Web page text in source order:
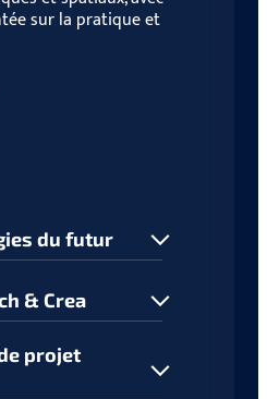
sur la pratique et
du futur
& Crea
projet